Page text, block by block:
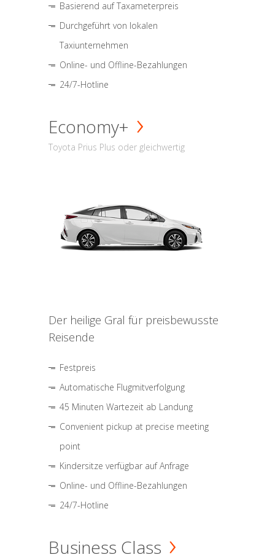
Basierend auf Taxameterpreis
Durchgeführt von lokalen
Taxiunternehmen
Online- und Offline-Bezahlungen
24/7-Hotline
Economy+
Toyota Prius Plus oder gleichwertig
Der heilige Gral für preisbewusste
Reisende
Festpreis
Automatische Flugmitverfolgung
45 Minuten Wartezeit ab Landung
Convenient pickup at precise meeting
point
Kindersitze verfügbar auf Anfrage
Online- und Offline-Bezahlungen
24/7-Hotline
Business Class